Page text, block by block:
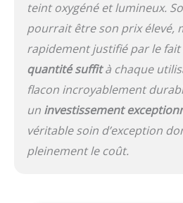
teint oxygéné et lumineux.
pourrait être son prix élevé,
rapidement justifié par le fait
quantité suffità chaque
flacon incroyablement
un investissement
véritable soin d’exception
pleinement le coût.